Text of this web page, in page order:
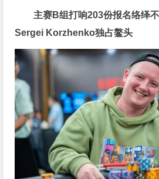
主赛B组打响203份报名络绎
Sergei Korzhenko独占鳌头